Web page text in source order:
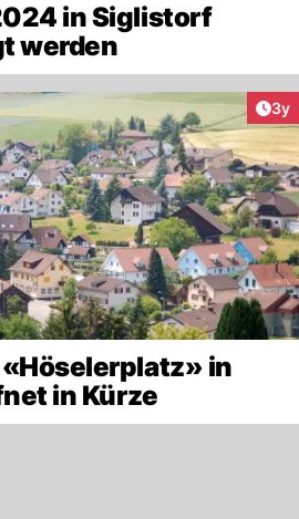
in Siglistorf
werden
3y
in
in Kürze